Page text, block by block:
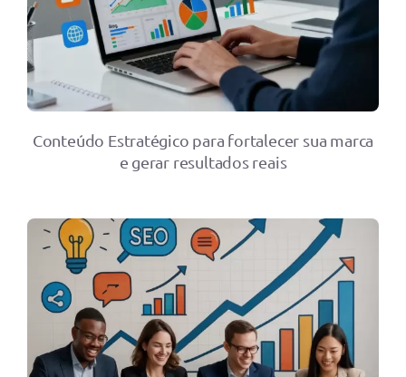
Conteúdo Estratégico para fortalecer sua marca
e gerar resultados reais